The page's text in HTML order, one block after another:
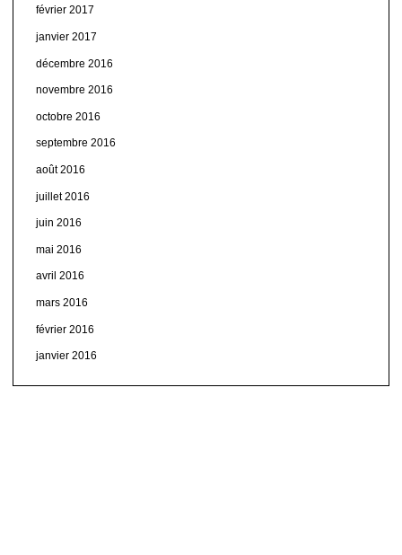
février 2017
janvier 2017
décembre 2016
novembre 2016
octobre 2016
septembre 2016
août 2016
juillet 2016
juin 2016
mai 2016
avril 2016
mars 2016
février 2016
janvier 2016